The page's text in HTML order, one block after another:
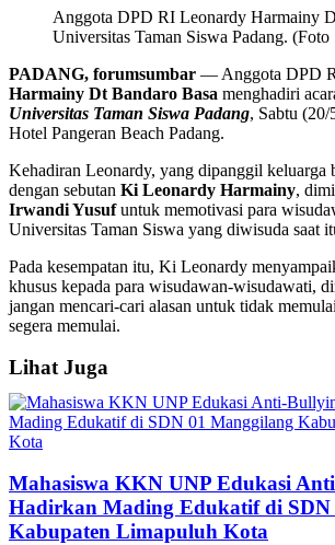
Anggota DPD RI Leonardy Harmainy
Universitas Taman Siswa Padang.
PADANG, forumsumbar — Anggota DPD
Harmainy Dt Bandaro Basa menghadiri
Universitas Taman Siswa Padang, Sabtu (20/
Hotel Pangeran Beach Padang.
Kehadiran Leonardy, yang dipanggil keluarga
dengan sebutan Ki Leonardy Harmainy,
Irwandi Yusufuntuk memotivasi para
Universitas Taman Siswa yang diwisuda saat
Pada kesempatan itu, Ki Leonardy
khusus kepada para wisudawan-wisudawati,
jangan mencari-cari alasan untuk tidak
segera memulai.
Lihat Juga
Mahasiswa KKN UNP Edukasi
Hadirkan Mading Edukatif di SDN
Kabupaten Limapuluh Kota